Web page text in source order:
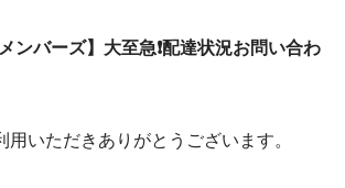
ンバーズ】大至急❗️配達状況お問い合わ
用いただきありがとうございます。